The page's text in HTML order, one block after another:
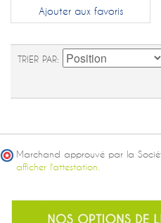
Ajouter aux favoris
TRIER PAR
Marchand approuvé par la
afficher l'attestation.